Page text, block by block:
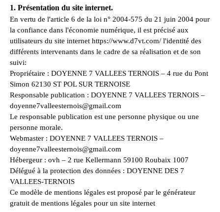
1. Présentation du site internet.
En vertu de l'article 6 de la loi n° 2004-575 du 21 juin 2004 pour
la confiance dans l'économie numérique, il est précisé aux
utilisateurs du site internet https://www.d7vt.com/ l'identité des
différents intervenants dans le cadre de sa réalisation et de son
suivi:
Propriétaire : DOYENNE 7 VALLEES TERNOIS – 4 rue du Pont
Simon 62130 ST POL SUR TERNOISE
Responsable publication : DOYENNE 7 VALLEES TERNOIS –
doyenne7valleesternois@gmail.com
Le responsable publication est une personne physique ou une
personne morale.
Webmaster : DOYENNE 7 VALLEES TERNOIS –
doyenne7valleesternois@gmail.com
Hébergeur : ovh – 2 rue Kellermann 59100 Roubaix 1007
Délégué à la protection des données : DOYENNE DES 7
VALLEES-TERNOIS
Ce modèle de mentions légales est proposé par le générateur
gratuit de mentions légales pour un site internet